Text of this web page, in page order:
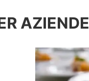
AZIENDE